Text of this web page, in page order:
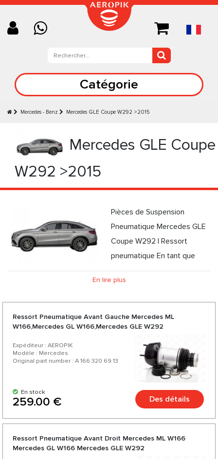
Catégorie
Mercedes - Benz Mercedes GLE Coupe W292 >2015
Mercedes GLE Coupe
W292 >2015
Pièces de Suspension
Pneumatique Mercedes GLE
Coupe W292 | Ressort
pneumatique En tant que
distributeur officiel de pièces de suspension pneumatique,
nous proposons des ressort pneumatique, compresseurs,
amortisseurs pour Mercedes GLE Coupe W292 à des prix
compétitifs et la possibilité de livraison express. En nous
choisissant, vous choisissez des pièces de qualité pour
votre Mercedes GLE Coupe W292 auprès de fabricants
allemands et américains de confiance. Profitez d'un excellent
rapport qualité-prix, d'une large gamme et d'une variété de
plus de 200 produits pour votre voiture.
En lire plus
Ressort Pneumatique Avant Gauche Mercedes ML
W166,Mercedes GL W166,Mercedes GLE W292
Expéditeur : AEROPIK
Modèle : Mercedes
Original part number : A 166 320 69 13
En stock
259.00 € Des détails
Ressort Pneumatique Avant Droit Mercedes ML W166
Mercedes GL W166 Mercedes GLE W292